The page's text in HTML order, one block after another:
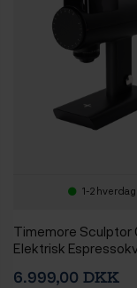
1-2
Timemore Sculptor
Elektrisk
6.999,00 DKK